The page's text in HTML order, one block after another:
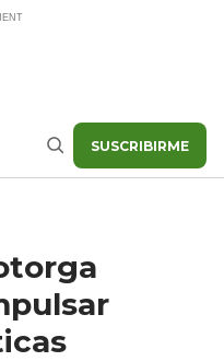
Buscar SUSCRIBIRME